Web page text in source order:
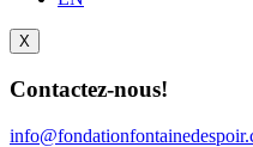
X
Contactez-nous!